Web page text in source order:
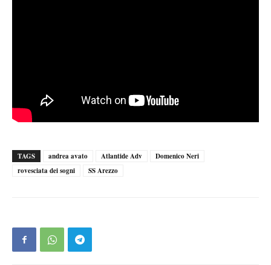
TAGS andrea avato Atlantide Adv
Domenico Neri
rovesciata dei sogni
SS Arezzo